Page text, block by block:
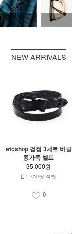
NEW ARRIVALS
etcshop 검정 3세트 버클
통가죽 벨트
35,000원
1,750원 적립
0